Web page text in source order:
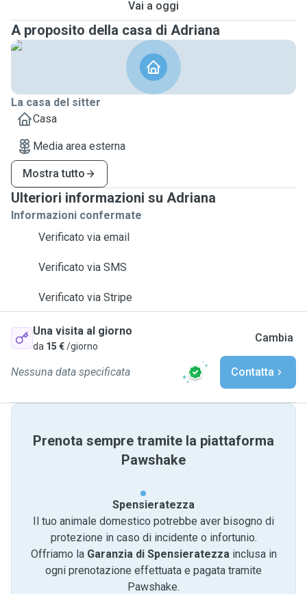
Vai a oggi
A proposito della casa di Adriana
La casa del sitter
Casa
Media area esterna
Mostra tutto
Ulteriori informazioni su Adriana
Informazioni confermate
Verificato via email
Verificato via SMS
Verificato via Stripe
Una visita al giorno
da 15 €/giorno
Cambia
Nessuna data specificata Contatta
Prenota sempre tramite la piattaforma
Pawshake
Spensieratezza
Il tuo animale domestico potrebbe aver bisogno di
protezione in caso di incidente o infortunio.
Offriamo la Garanzia di Spensieratezzainclusa in
ogni prenotazione effettuata e pagata tramite
Pawshake.